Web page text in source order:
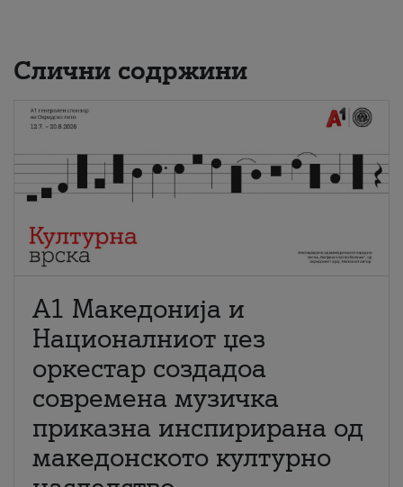
Слични содржини
А1 Македонија и
Националниот џез
оркестар создадоа
современа музичка
приказна инспирирана од
македонското културно